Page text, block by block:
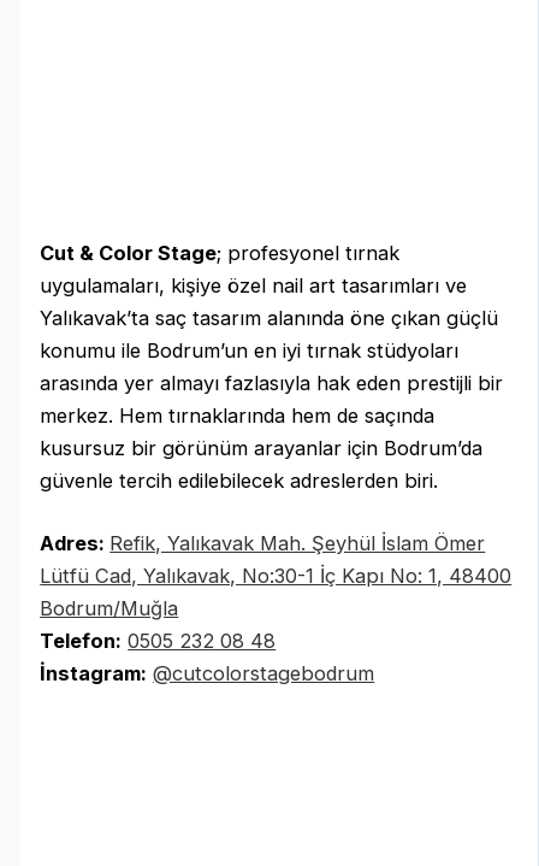
Cut & Color Stage; profesyonel tırnak
uygulamaları, kişiye özel nail art tasarımları ve
Yalıkavak’ta saç tasarım alanında öne çıkan güçlü
konumu ile Bodrum’un en iyi tırnak stüdyoları
arasında yer almayı fazlasıyla hak eden prestijli bir
merkez. Hem tırnaklarında hem de saçında
kusursuz bir görünüm arayanlar için Bodrum’da
güvenle tercih edilebilecek adreslerden biri.
Adres: Refik, Yalıkavak Mah. Şeyhül İslam Ömer
Lütfü Cad, Yalıkavak, No:30-1 İç Kapı No: 1, 48400
Bodrum/Muğla
Telefon: 0505 232 08 48
İnstagram: @cutcolorstagebodrum